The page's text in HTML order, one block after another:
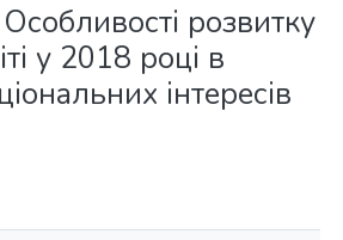
розвитку
у 2018 році в
інтересів